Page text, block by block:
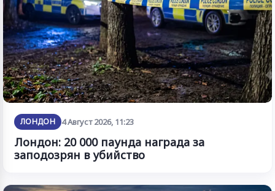
ЛОНДОН 4 Август 2026, 11:23
Лондон: 20 000 паунда награда за
заподозрян в убийство